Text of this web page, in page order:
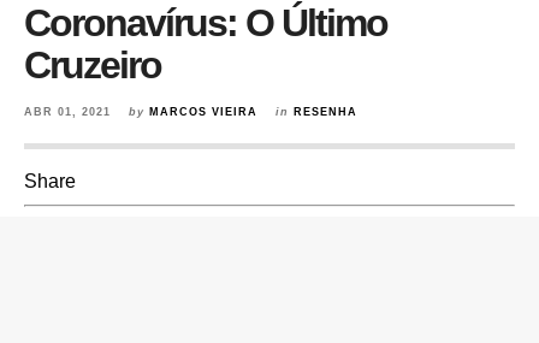
Coronavírus: O Último
Cruzeiro
ABR 01, 2021 by MARCOS VIEIRA in RESENHA
Share